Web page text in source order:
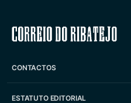
Correio
CONTACTOS
ESTATUTO EDITORIAL